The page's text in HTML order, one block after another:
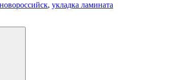
новороссийск, укладка ламината